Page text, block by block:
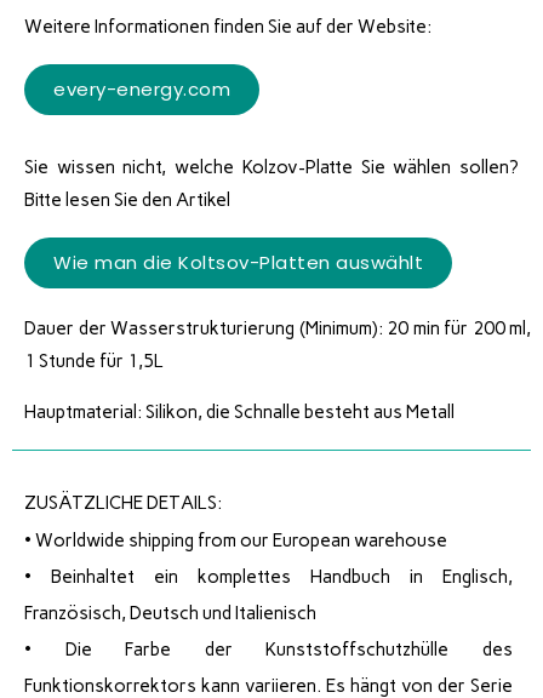
Weitere Informationen finden Sie auf der Website:
every-energy.com
Sie wissen nicht, welche Kolzov-Platte Sie wählen sollen?
Bitte lesen Sie den Artikel
Wie man die Koltsov-Platten auswählt
Dauer der Wasserstrukturierung (Minimum): 20 min für 200 ml,
1 Stunde für 1,5L
Hauptmaterial: Silikon, die Schnalle besteht aus Metall
ZUSÄTZLICHE DETAILS:
• Worldwide shipping from our European warehouse
• Beinhaltet ein komplettes Handbuch in Englisch,
Französisch, Deutsch und Italienisch
• Die Farbe der Kunststoffschutzhülle des
Funktionskorrektors kann variieren. Es hängt von der Serie